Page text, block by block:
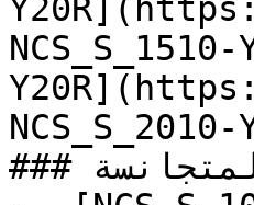
### المتجانسة